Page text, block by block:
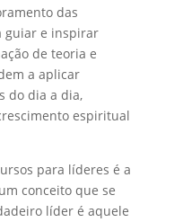
das
guiar e inspirar
de teoria e
a aplicar
do dia a dia,
espiritual
para líderes é a
conceito que se
líder é aquele